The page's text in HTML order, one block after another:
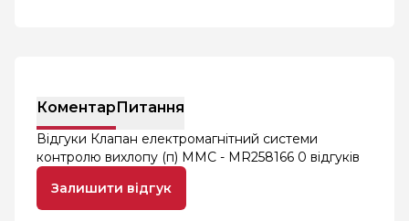
КоментарПитання
Відгуки Клапан електромагнітний системи
контролю вихлопу (п) MMC - MR258166 0 відгуків
Залишити відгук